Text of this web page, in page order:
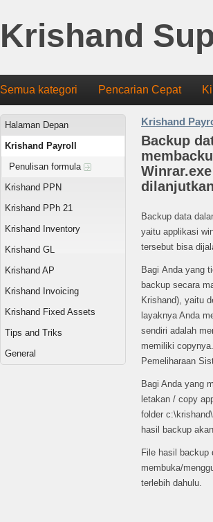
Krishand
Semua kategori Pencarian Cepat
Halaman Depan
Krishand Payroll
Penulisan formula
Krishand PPN
Krishand PPh 21
Krishand Inventory
Krishand GL
Krishand AP
Krishand Invoicing
Krishand Fixed Assets
Tips and Triks
General
Krishand
Backup
Backup data
yaitu applikasi
tersebut bisa
Bagi Anda yang
backup secara
Krishand), yaitu
layaknya Anda
sendiri adalah
memiliki
Pemeliharaan
Bagi Anda yang
letakan / copy
folder
hasil backup
File hasil backup
membuka/
terlebih dahulu.